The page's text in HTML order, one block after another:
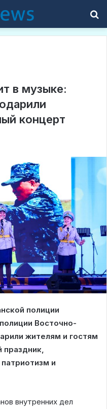
в музыке:
концерт
полиции
Восточно-
жителям и гостям
и
внутренних дел